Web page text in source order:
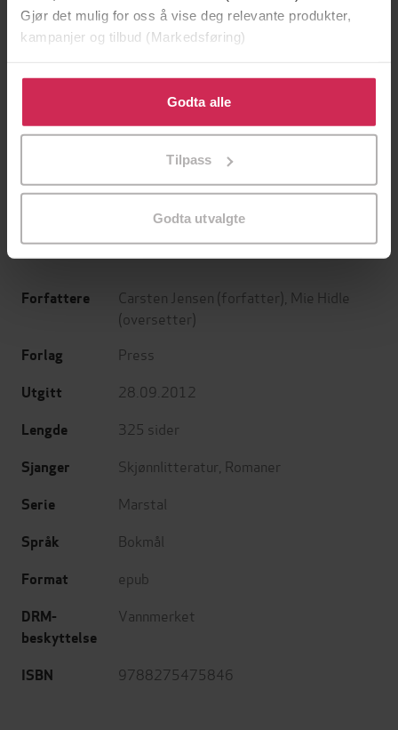
Gjør det mulig for oss å vise deg relevante produkter,
kampanjer og tilbud (Markedsføring)
Klikk på «Godta alle» for å gi oss ditt samtykke til å
bruke cookies for alle disse formålene. Du kan også
tilpasse ditt samtykke til spesifikke formål ved å klikke
Godta alle
Tilpass
Godta utvalgte
149,-
Jenta som ble igjen
Jojo Moyes
199,-
Zeshan Shakar
Forfattere Carsten Jensen (forfatter), Mie Hidle
(oversetter)
Forlag Press
Utgitt 28.09.2012
Lengde 325 sider
Sjanger Skjønnlitteratur Romaner
Serie Marstal
Språk Bokmål
Format epub
DRM-
beskyttelse
Vannmerket
ISBN 9788275475846